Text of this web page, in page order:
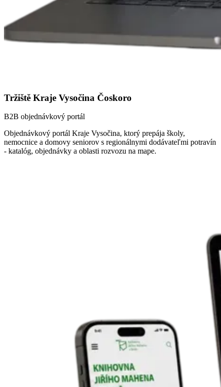
Tržiště Kraje Vysočina Čoskoro
B2B objednávkový portál
Objednávkový portál Kraje Vysočina, ktorý prepája školy,
nemocnice a domovy seniorov s regionálnymi dodávateľmi potravín
- katalóg, objednávky a oblasti rozvozu na mape.